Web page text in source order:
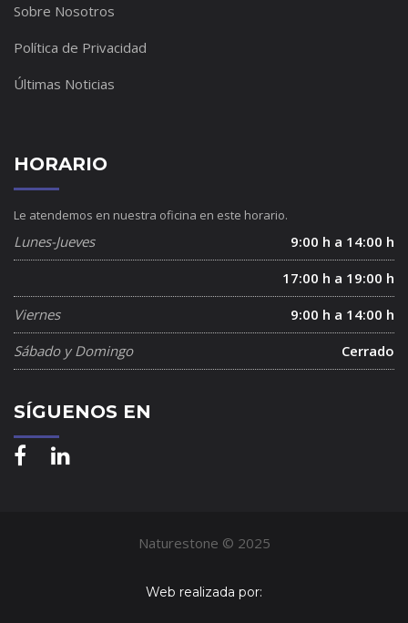
Sobre Nosotros
Política de Privacidad
Últimas Noticias
HORARIO
Le atendemos en nuestra oficina en este horario.
Lunes-Jueves
9:00 h a 14:00 h
17:00 h a 19:00 h
Viernes
9:00 h a 14:00 h
Sábado y Domingo
Cerrado
SÍGUENOS EN
Naturestone © 2025
Web realizada por: